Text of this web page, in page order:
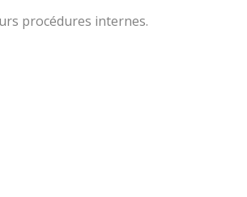
procédures internes.